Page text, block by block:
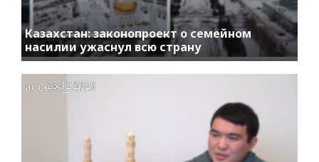
Казахстан: законопроект о семейном
насилии ужаснул всю страну
access_time
23.12.2020